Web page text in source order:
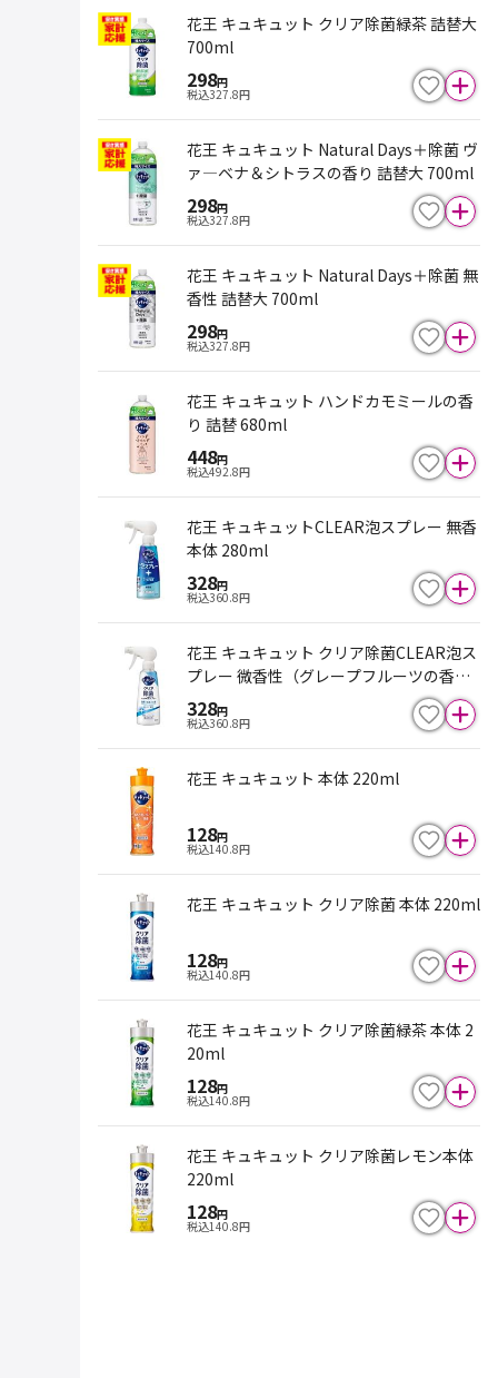
花王 キュキュット クリア除菌緑茶 詰替大
700ml
298円
税込327.8円
花王 キュキュット Natural Days＋除菌 ヴ
ァ―ベナ＆シトラスの香り 詰替大 700ml
298円
税込327.8円
花王 キュキュット Natural Days＋除菌 無
香性 詰替大 700ml
298円
税込327.8円
花王 キュキュット ハンドカモミールの香
り 詰替 680ml
448円
税込492.8円
花王 キュキュットCLEAR泡スプレー 無香
本体 280ml
328円
税込360.8円
花王 キュキュット クリア除菌CLEAR泡ス
プレー 微香性（グレープフルーツの香
り）本体 280ml
328円
税込360.8円
花王 キュキュット 本体 220ml
128円
税込140.8円
花王 キュキュット クリア除菌 本体 220ml
128円
税込140.8円
花王 キュキュット クリア除菌緑茶 本体 2
20ml
128円
税込140.8円
花王 キュキュット クリア除菌レモン本体
220ml
128円
税込140.8円